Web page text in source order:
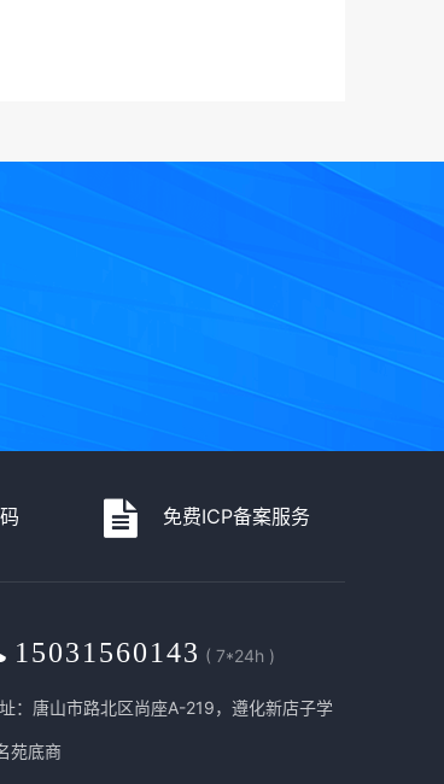
免费ICP备案服务
15031560143 ( 7*24h )
：唐山市路北区尚座A-219，遵化新店子学
苑底商